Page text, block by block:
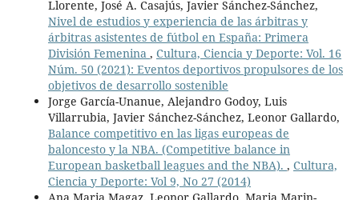
Llorente, José A. Casajús, Javier Sánchez-Sánchez,
Nivel de estudios y experiencia de las árbitras y
árbitras asistentes de fútbol en España: Primera
División Femenina , Cultura, Ciencia y Deporte: Vol. 16
Núm. 50 (2021): Eventos deportivos propulsores de los
objetivos de desarrollo sostenible
Jorge García-Unanue, Alejandro Godoy, Luis
Villarrubia, Javier Sánchez-Sánchez, Leonor Gallardo,
Balance competitivo en las ligas europeas de
baloncesto y la NBA. (Competitive balance in
European basketball leagues and the NBA). , Cultura,
Ciencia y Deporte: Vol 9, No 27 (2014)